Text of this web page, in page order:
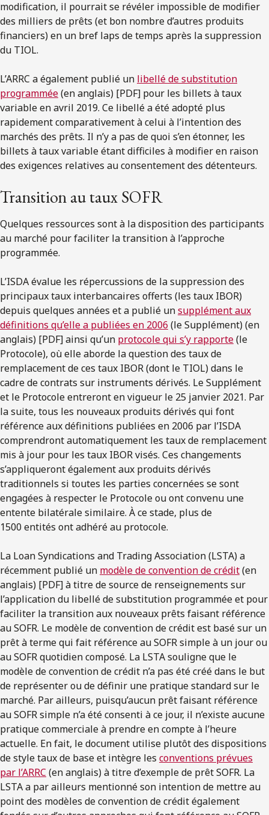
modification, il pourrait se révéler impossible de modifier
des milliers de prêts (et bon nombre d’autres produits
financiers) en un bref laps de temps après la suppression
du TIOL.
L’ARRC a également publié un libellé de substitution
programmée(en anglais) [PDF] pour les billets à taux
variable en avril 2019. Ce libellé a été adopté plus
rapidement comparativement à celui à l’intention des
marchés des prêts. Il n’y a pas de quoi s’en étonner, les
billets à taux variable étant difficiles à modifier en raison
des exigences relatives au consentement des détenteurs.
Transition au taux SOFR
Quelques ressources sont à la disposition des participants
au marché pour faciliter la transition à l’approche
programmée.
L’ISDA évalue les répercussions de la suppression des
principaux taux interbancaires offerts (les taux IBOR)
depuis quelques années et a publié unsupplément aux
définitions qu’elle a publiées en 2006 (le Supplément) (en
anglais) [PDF] ainsi qu’un protocole qui s’y rapporte(le
Protocole), où elle aborde la question des taux de
remplacement de ces taux IBOR (dont le TIOL) dans le
cadre de contrats sur instruments dérivés. Le Supplément
et le Protocole entreront en vigueur le 25 janvier 2021. Par
la suite, tous les nouveaux produits dérivés qui font
référence aux définitions publiées en 2006 par l’ISDA
comprendront automatiquement les taux de remplacement
mis à jour pour les taux IBOR visés. Ces changements
s’appliqueront également aux produits dérivés
traditionnels si toutes les parties concernées se sont
engagées à respecter le Protocole ou ont convenu une
entente bilatérale similaire. À ce stade, plus de
1500 entités ont adhéré au protocole.
La Loan Syndications and Trading Association (LSTA) a
récemment publié un modèle de convention de crédit(en
anglais) [PDF] à titre de source de renseignements sur
l’application du libellé de substitution programmée et pour
faciliter la transition aux nouveaux prêts faisant référence
au SOFR. Le modèle de convention de crédit est basé sur un
prêt à terme qui fait référence au SOFR simple à un jour ou
au SOFR quotidien composé. La LSTA souligne que le
modèle de convention de crédit n’a pas été créé dans le but
de représenter ou de définir une pratique standard sur le
marché. Par ailleurs, puisqu’aucun prêt faisant référence
au SOFR simple n’a été consenti à ce jour, il n’existe aucune
pratique commerciale à prendre en compte à l’heure
actuelle. En fait, le document utilise plutôt des dispositions
de style taux de base et intègre les conventions prévues
par l’ARRC (en anglais) à titre d’exemple de prêt SOFR. La
LSTA a par ailleurs mentionné son intention de mettre au
point des modèles de convention de crédit également